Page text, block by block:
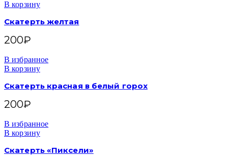
В корзину
Скатерть желтая
200₽
В избранное
В корзину
Скатерть красная в белый горох
200₽
В избранное
В корзину
Скатерть «Пиксели»